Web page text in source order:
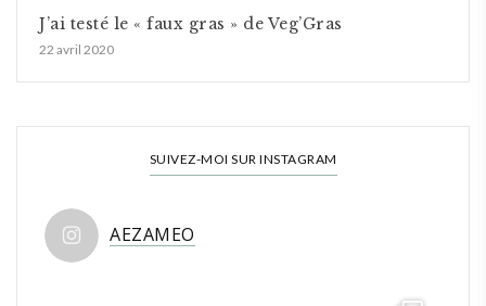
J’ai testé le « faux gras » de Veg’Gras
22 avril 2020
SUIVEZ-MOI SUR INSTAGRAM
AEZAMEO